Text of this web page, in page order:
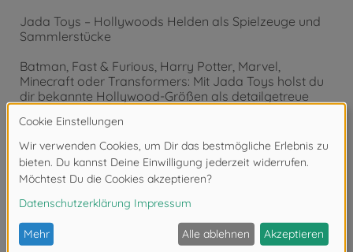
Jada Toys – Hollywoods Helden als Spielzeuge und
Sammlerstücke
Batman, Fast & Furious, Harry Potter, Marvel,
Minecraft oder Transformers: Mit Jada Toys holst du
dir bekannte Hollywood-Größen als detailgetreue
Wohnzimmer. Als führender Hersteller von Hollywood
Actionfiguren und Modellautos kreieren wir seit über
20 Jahren hochwertige, detaillierte Sammlerstücke für
Kinder und Erwachsene.
Achtung!Nicht geeignet für Kinder unter 3